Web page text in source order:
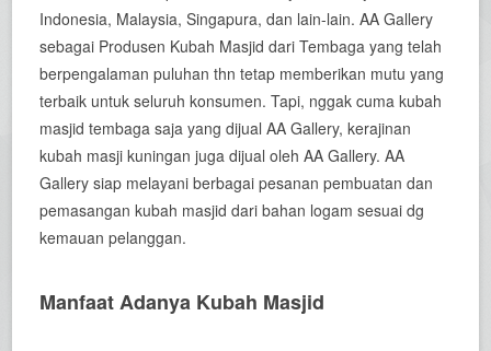
Indonesia, Malaysia, Singapura, dan lain-lain. AA Gallery
sebagai Produsen Kubah Masjid dari Tembaga yang telah
berpengalaman puluhan thn tetap memberikan mutu yang
terbaik untuk seluruh konsumen. Tapi, nggak cuma kubah
masjid tembaga saja yang dijual AA Gallery, kerajinan
kubah masji kuningan juga dijual oleh AA Gallery. AA
Gallery siap melayani berbagai pesanan pembuatan dan
pemasangan kubah masjid dari bahan logam sesuai dg
kemauan pelanggan.
Manfaat Adanya Kubah Masjid